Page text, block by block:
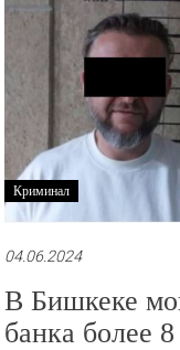
Криминал
04.06.2024
В Бишкеке
банка более